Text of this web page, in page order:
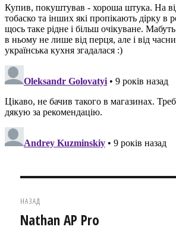
записів
НАЗАД
Попередній
Nathan AP Pro